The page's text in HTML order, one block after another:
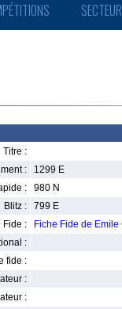
Titre :
:
1299 E
:
980 N
Blitz :
799 E
Fide :
Fiche Fide de
:
fide :
:
: